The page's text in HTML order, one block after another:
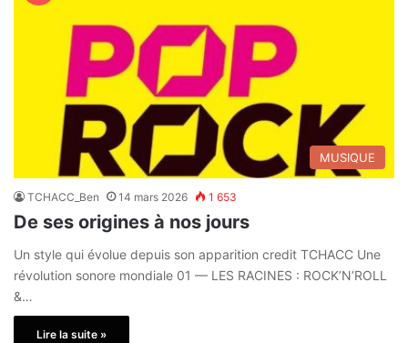
MUSIQUE
TCHACC_Ben 14 mars 2026 1 653
De ses origines à nos jours
Un style qui évolue depuis son apparition credit TCHACC Une
révolution sonore mondiale 01 — LES RACINES : ROCK’N’ROLL
&…
Lire la suite »